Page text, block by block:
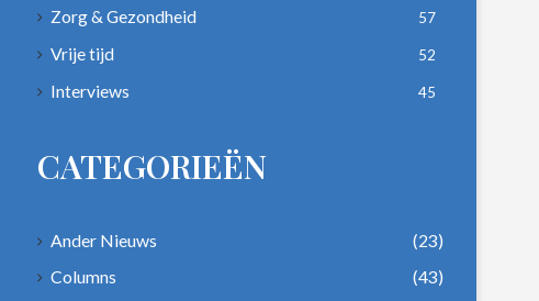
Zorg & Gezondheid 57
Vrije tijd 52
Interviews 45
CATEGORIEËN
Ander Nieuws
(23)
Columns
(43)